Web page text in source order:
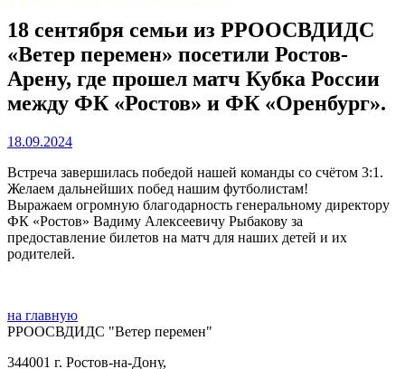
18 сентября семьи из РРООСВДИДС
«Ветер перемен» посетили Ростов-
Арену, где прошел матч Кубка России
между ФК «Ростов» и ФК «Оренбург».
18.09.2024
Встреча завершилась победой нашей команды со счётом 3:1.
Желаем дальнейших побед нашим футболистам!
Выражаем огромную благодарность генеральному директору
ФК «Ростов» Вадиму Алексеевичу Рыбакову за
предоставление билетов на матч для наших детей и их
родителей.
на главную
РРООСВДИДС "Ветер перемен"
344001 г. Ростов-на-Дону,